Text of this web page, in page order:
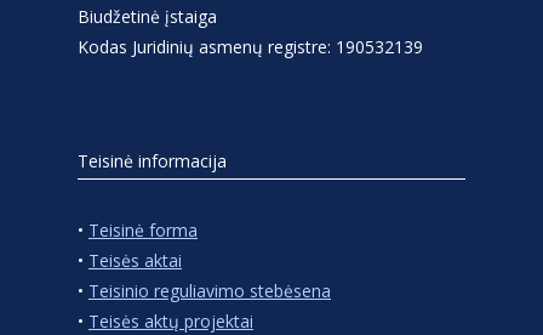
Biudžetinė įstaiga
Kodas Juridinių asmenų registre: 190532139
Teisinė informacija
• Teisinė forma
• Teisės aktai
• Teisinio reguliavimo stebėsena
• Teisės aktų projektai